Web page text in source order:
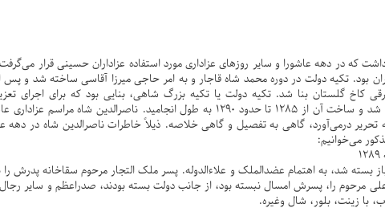
که در دهه عاشورا و سایر روزهای عزاداری مورد استفاده عزاداران حسینی قرار
بود. تکیه دولت در دوره محمد شاه قاجار و به امر حاجی میرزا آقاسی ساخته شد و پس
کاخ گلستان بنا شد. تکیه دولت یا تکیه بزرگ شاهی، بنایی بود که برای اجرای
روضه‌خوانی ایام عاشورا در تهران برپا شد و ساخت آن از 1285 تا حدود 1290 به طول انجامید.
می‌خوانیم:
بسته شد، به اهتمام عضدالملک و علاءالدوله. پسر ملک التجار مرحوم سقاخانه پدرش
مرحوم را، پسرش امسال نبسته بود، از جانب دولت بسته بودند، صدراعظم و سایر
با زینت، بلور، شال وغیره.